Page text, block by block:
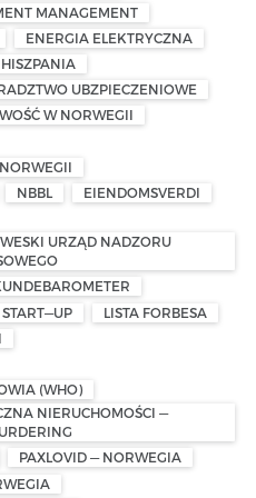
MANAGEMENT
ENERGIA ELEKTRYCZNA
HISZPANIA
UBZPIECZENIOWE
W NORWEGII
NBBL
EIENDOMSVERDI
URZĄD NADZORU
START—UP
LISTA FORBESA
(WHO)
NIERUCHOMOŚCI —
PAXLOVID — NORWEGIA